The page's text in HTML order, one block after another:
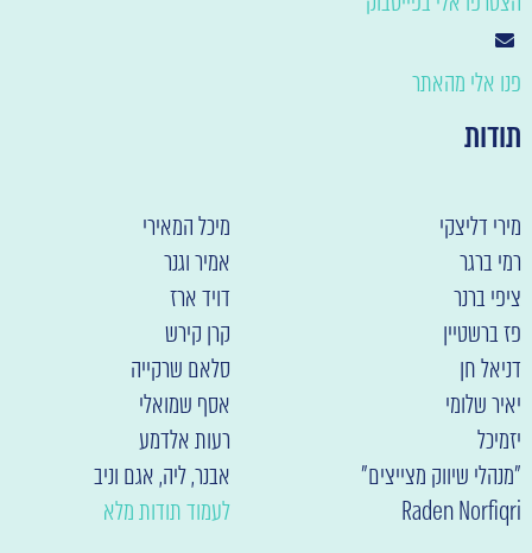
אלי מהאתר
דליצקי
ברגר
ברנר
ברשטיין
חן
שלומי
שיווק מצייצים"
Raden
מיכל המאירי
אמיר וגנר
דויד ארז
קרן קירש
סלאם שרקייה
אסף שמואלי
רעות אלדמע
אבנר, ליה, אגם וניב
לעמוד תודות מלא